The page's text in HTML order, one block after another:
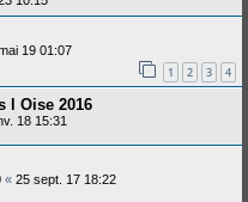
19 01:07
1 2 3 4
l Oise 2016
18 15:31
« 25 sept. 17 18:22